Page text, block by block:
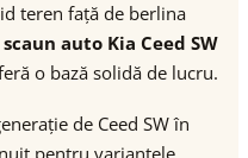
teren față de berlina
scaun auto Kia Ceed SW
o bază solidă de lucru.
de Ceed SW în
pentru variantele